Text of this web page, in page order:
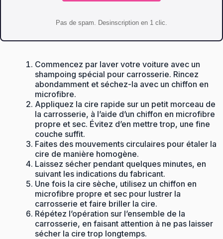
Pas de spam. Desinscription en 1 clic.
Commencez par laver votre voiture avec un
shampoing spécial pour carrosserie. Rincez
abondamment et séchez-la avec un chiffon en
microfibre.
Appliquez la cire rapide sur un petit morceau de
la carrosserie, à l’aide d’un chiffon en microfibre
propre et sec. Évitez d’en mettre trop, une fine
couche suffit.
Faites des mouvements circulaires pour étaler la
cire de manière homogène.
Laissez sécher pendant quelques minutes, en
suivant les indications du fabricant.
Une fois la cire sèche, utilisez un chiffon en
microfibre propre et sec pour lustrer la
carrosserie et faire briller la cire.
Répétez l’opération sur l’ensemble de la
carrosserie, en faisant attention à ne pas laisser
sécher la cire trop longtemps.